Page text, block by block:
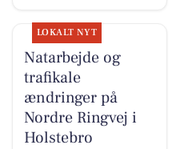
LOKALT NYT
Natarbejde og
trafikale
ændringer på
Nordre Ringvej i
Holstebro